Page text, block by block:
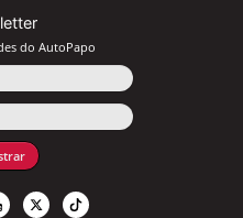
do AutoPapo